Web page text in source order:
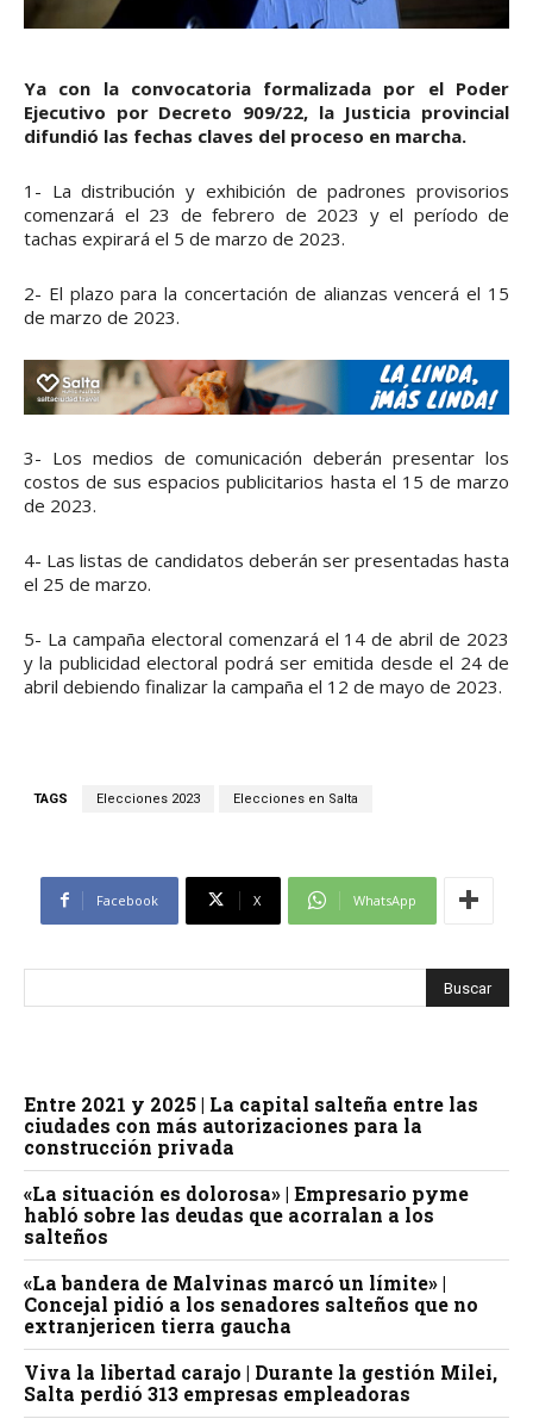
Ya con la convocatoria formalizada por el Poder
Ejecutivo por Decreto 909/22, la Justicia provincial
difundió las fechas claves del proceso en marcha.
1- La distribución y exhibición de padrones provisorios
comenzará el 23 de febrero de 2023 y el período de
tachas expirará el 5 de marzo de 2023.
2- El plazo para la concertación de alianzas vencerá el 15
de marzo de 2023.
3- Los medios de comunicación deberán presentar los
costos de sus espacios publicitarios hasta el 15 de marzo
de 2023.
4- Las listas de candidatos deberán ser presentadas hasta
el 25 de marzo.
5- La campaña electoral comenzará el 14 de abril de 2023
y la publicidad electoral podrá ser emitida desde el 24 de
abril debiendo finalizar la campaña el 12 de mayo de 2023.
TAGS Elecciones 2023 Elecciones en Salta
Facebook X WhatsApp
Entre 2021 y 2025 | La capital salteña entre las
ciudades con más autorizaciones para la
construcción privada
«La situación es dolorosa» | Empresario pyme
habló sobre las deudas que acorralan a los
salteños
«La bandera de Malvinas marcó un límite» |
Concejal pidió a los senadores salteños que no
extranjericen tierra gaucha
Viva la libertad carajo | Durante la gestión Milei,
Salta perdió 313 empresas empleadoras